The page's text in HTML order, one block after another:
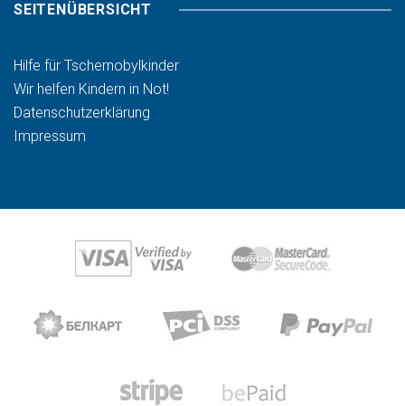
SEITENÜBERSICHT
Hilfe für Tschernobylkinder
Wir helfen Kindern in Not!
Datenschutzerklärung
Impressum